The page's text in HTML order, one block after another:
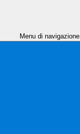
Menu di navigazione